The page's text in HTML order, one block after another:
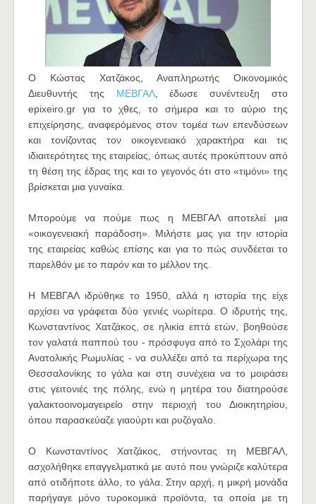
Ο Κώστας Χατζάκος, Αναπληρωτής Οικονομικός
Διευθυντής της ΜΕΒΓΑΛ, έδωσε συνέντευξη στο
epixeiro.gr για το χθες, το σήμερα και το αύριο της
επιχείρησης, αναφερόμενος στον τομέα των επενδύσεων
και τονίζοντας τον οικογενειακό χαρακτήρα και τις
ιδιαιτερότητες της εταιρείας, όπως αυτές προκύπτουν από
τη θέση της έδρας της και το γεγονός ότι στο «τιμόνι» της
βρίσκεται μια γυναίκα.
Μπορούμε να πούμε πως η ΜΕΒΓΑΛ αποτελεί μια
«οικογενειακή παράδοση». Μιλήστε μας για την ιστορία
της εταιρείας καθώς επίσης και για το πώς συνδέεται το
παρελθόν με το παρόν και το μέλλον της.
Η ΜΕΒΓΑΛ ιδρύθηκε το 1950, αλλά η ιστορία της είχε
αρχίσει να γράφεται δύο γενιές νωρίτερα. Ο ιδρυτής της,
Κωνσταντίνος Χατζάκος, σε ηλικία επτά ετών, βοηθούσε
τον γαλατά παππού του - πρόσφυγα από το Σχολάρι της
Ανατολικής Ρωμυλίας - να συλλέξει από τα περίχωρα της
Θεσσαλονίκης το γάλα και στη συνέχεια να το μοιράσει
στις γειτονιές της πόλης, ενώ η μητέρα του διατηρούσε
γαλακτοοινομαγειρείο στην περιοχή του Διοικητηρίου,
όπου παρασκεύαζε γιαούρτι και ρυζόγαλο.
Ο Κωνσταντίνος Χατζάκος, στήνοντας τη ΜΕΒΓΑΛ,
ασχολήθηκε επαγγελματικά με αυτό που γνώριζε καλύτερα
από οτιδήποτε άλλο, το γάλα. Στην αρχή, η μικρή μονάδα
παρήγαγε μόνο τυροκομικά προϊόντα, τα οποία με τη